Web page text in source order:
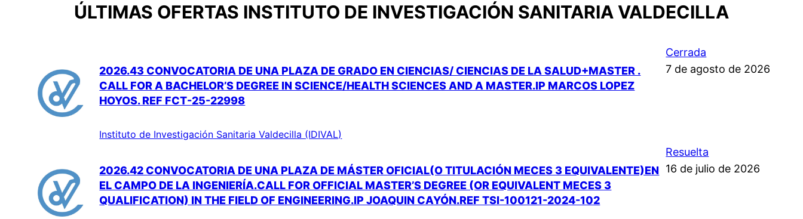
ÚLTIMAS OFERTAS INSTITUTO DE INVESTIGACIÓN SANITARIA VALDECILLA
2026.43 CONVOCATORIA DE UNA PLAZA DE GRADO EN CIENCIAS/ CIENCIAS DE LA SALUD+MASTER .
CALL FOR A BACHELOR’S DEGREE IN SCIENCE/HEALTH SCIENCES AND A MASTER.IP MARCOS LOPEZ
HOYOS. REF FCT-25-22998
Instituto de Investigación Sanitaria Valdecilla (IDIVAL)
Cerrada
7 de agosto de 2026
2026.42 CONVOCATORIA DE UNA PLAZA DE MÁSTER OFICIAL(O TITULACIÓN MECES 3 EQUIVALENTE)EN
EL CAMPO DE LA INGENIERÍA.CALL FOR OFFICIAL MASTER’S DEGREE (OR EQUIVALENT MECES 3
QUALIFICATION) IN THE FIELD OF ENGINEERING.IP JOAQUIN CAYÓN.REF TSI-100121-2024-102
Resuelta
16 de julio de 2026